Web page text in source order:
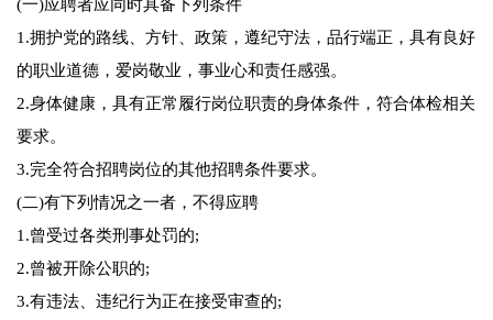
(一)应聘者应同时具备下列条件
1.拥护党的路线、方针、政策，遵纪守法，品行端正，具有良好
的职业道德，爱岗敬业，事业心和责任感强。
2.身体健康，具有正常履行岗位职责的身体条件，符合体检相关
要求。
3.完全符合招聘岗位的其他招聘条件要求。
(二)有下列情况之一者，不得应聘
1.曾受过各类刑事处罚的;
2.曾被开除公职的;
3.有违法、违纪行为正在接受审查的;